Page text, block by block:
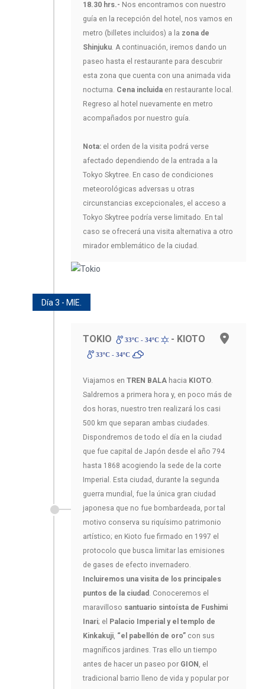
18.30 hrs.- Nos encontramos con nuestro
guía en la recepción del hotel, nos vamos en
metro (billetes incluidos) a la zona de
Shinjuku. A continuación, iremos dando un
paseo hasta el restaurante para descubrir
esta zona que cuenta con una animada vida
nocturna. Cena incluida en restaurante local.
Regreso al hotel nuevamente en metro
acompañados por nuestro guía.
Nota: el orden de la visita podrá verse
afectado dependiendo de la entrada a la
Tokyo Skytree. En caso de condiciones
meteorológicas adversas u otras
circunstancias excepcionales, el acceso a
Tokyo Skytree podría verse limitado. En tal
caso se ofrecerá una visita alternativa a otro
mirador emblemático de la ciudad.
Día 3 - MIE.
TOKIO 33ºC - 34ºC - KIOTO
33ºC - 34ºC
Viajamos en TREN BALA hacia KIOTO.
Saldremos a primera hora y, en poco más de
dos horas, nuestro tren realizará los casi
500 km que separan ambas ciudades.
Dispondremos de todo el día en la ciudad
que fue capital de Japón desde el año 794
hasta 1868 acogiendo la sede de la corte
Imperial. Esta ciudad, durante la segunda
guerra mundial, fue la única gran ciudad
japonesa que no fue bombardeada, por tal
motivo conserva su riquísimo patrimonio
artístico; en Kioto fue firmado en 1997 el
protocolo que busca limitar las emisiones
de gases de efecto invernadero.
Incluiremos una visita de los principales
puntos de la ciudad . Conoceremos el
maravilloso santuario sintoísta de Fushimi
Inari; el Palacio Imperial y el templo de
Kinkakuji, “el pabellón de oro” con sus
magníficos jardines. Tras ello un tiempo
antes de hacer un paseo por GION , el
tradicional barrio lleno de vida y popular por